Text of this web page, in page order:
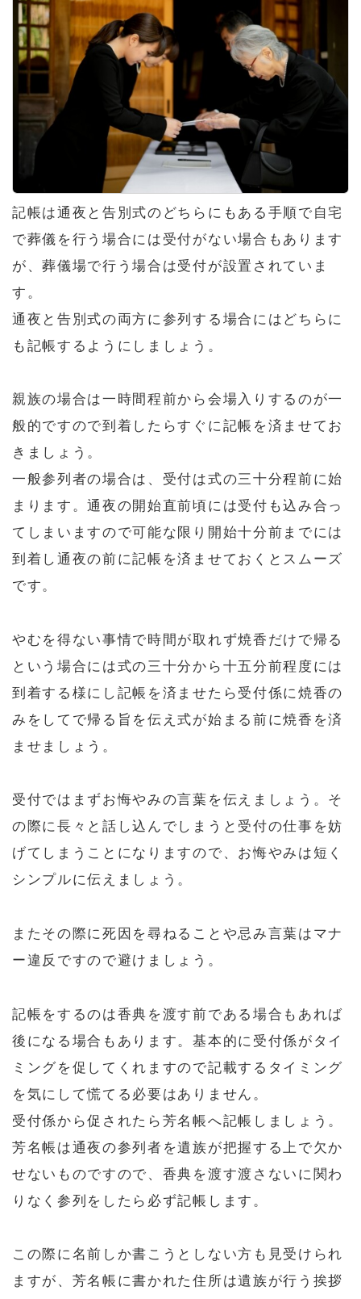
記帳は通夜と告別式のどちらにもある手順で自宅
で葬儀を行う場合には受付がない場合もあります
が、葬儀場で行う場合は受付が設置されていま
す。
通夜と告別式の両方に参列する場合にはどちらに
も記帳するようにしましょう。
親族の場合は一時間程前から会場入りするのが一
般的ですので到着したらすぐに記帳を済ませてお
きましょう。
一般参列者の場合は、受付は式の三十分程前に始
まります。通夜の開始直前頃には受付も込み合っ
てしまいますので可能な限り開始十分前までには
到着し通夜の前に記帳を済ませておくとスムーズ
です。
やむを得ない事情で時間が取れず焼香だけで帰る
という場合には式の三十分から十五分前程度には
到着する様にし記帳を済ませたら受付係に焼香の
みをしてで帰る旨を伝え式が始まる前に焼香を済
ませましょう。
受付ではまずお悔やみの言葉を伝えましょう。そ
の際に長々と話し込んでしまうと受付の仕事を妨
げてしまうことになりますので、お悔やみは短く
シンプルに伝えましょう。
またその際に死因を尋ねることや忌み言葉はマナ
ー違反ですので避けましょう。
記帳をするのは香典を渡す前である場合もあれば
後になる場合もあります。基本的に受付係がタイ
ミングを促してくれますので記載するタイミング
を気にして慌てる必要はありません。
受付係から促されたら芳名帳へ記帳しましょう。
芳名帳は通夜の参列者を遺族が把握する上で欠か
せないものですので、香典を渡す渡さないに関わ
りなく参列をしたら必ず記帳します。
この際に名前しか書こうとしない方も見受けられ
ますが、芳名帳に書かれた住所は遺族が行う挨拶